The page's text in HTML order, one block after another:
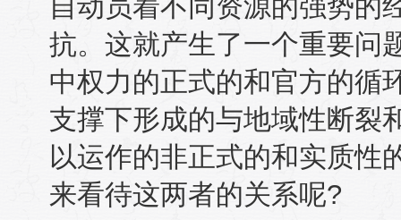
自动员着不同资源的强势的
抗。这就产生了一个重要问
中权力的正式的和官方的循
支撑下形成的与地域性断裂
以运作的非正式的和实质性
来看待这两者的关系呢?